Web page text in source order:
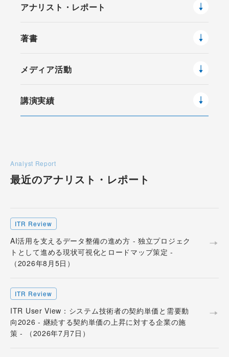
アナリスト・レポート
著書
メディア活動
講演実績
Analyst Report
最近のアナリスト・ レポート
ITR Review
AI活用を支えるデータ整備の進め方 - 独立プロジェク
トとして進める現状可視化とロードマップ策定 -
（2026年8月5日）
ITR Review
ITR User View：システム技術者の契約単価と需要動
向2026 - 継続する契約単価の上昇に対する企業の施
策 - （2026年7月7日）